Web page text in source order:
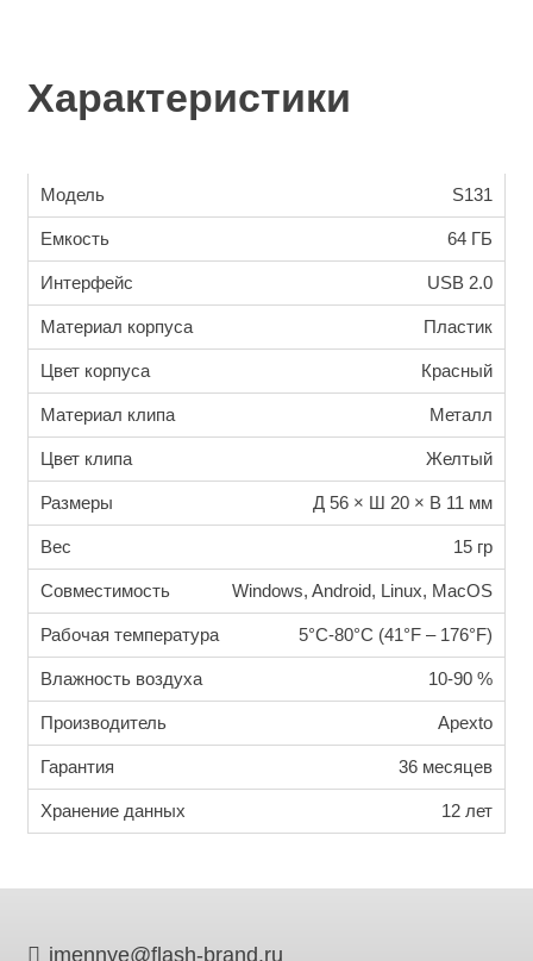
Характеристики
Модель S131
Емкость 64 ГБ
Интерфейс USB 2.0
Материал корпуса Пластик
Цвет корпуса Красный
Материал клипа Металл
Цвет клипа Желтый
Размеры Д 56 × Ш 20 × В 11 мм
Вес 15 гр
Совместимость Windows, Android, Linux, MacOS
Рабочая температура 5°C-80°C (41°F – 176°F)
Влажность воздуха 10-90 %
Производитель Apexto
Гарантия 36 месяцев
Хранение данных 12 лет
imennye@flash-brand.ru